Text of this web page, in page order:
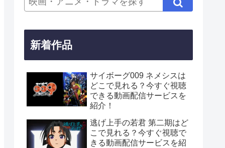
新着作品
サイボーグ009 ネメシスは
どこで見れる？今すぐ視聴
できる動画配信サービスを
紹介！
逃げ上手の若君 第二期はど
こで見れる？今すぐ視聴で
きる動画配信サービスを紹